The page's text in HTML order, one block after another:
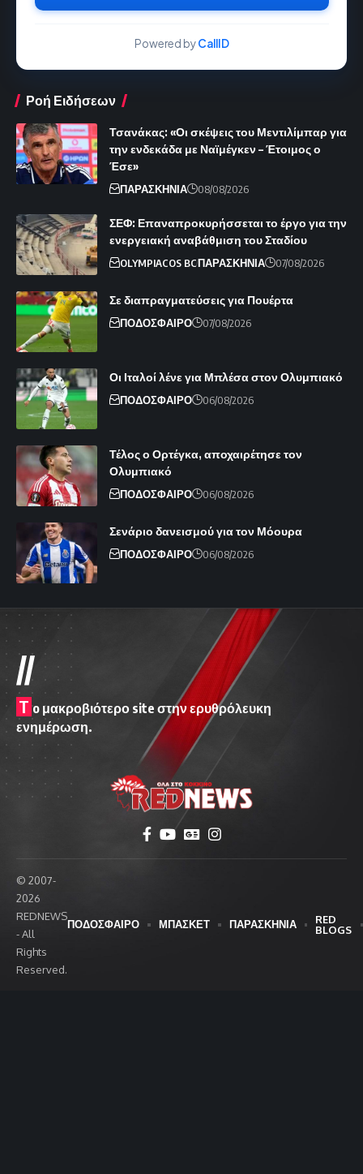
Powered byCallID
Ροή Ειδήσεων
Τσανάκας: «Οι σκέψεις του Μεντιλίμπαρ για
την ενδεκάδα με Ναϊμέγκεν – Έτοιμος ο
Έσε»
ΠΑΡΑΣΚΗΝΙΑ 08/08/2026
ΣΕΦ: Επαναπροκυρήσσεται το έργο για την
ενεργειακή αναβάθμιση του Σταδίου
OLYMPIACOS BCΠΑΡΑΣΚΗΝΙΑ 07/08/2026
Σε διαπραγματεύσεις για Πουέρτα
ΠΟΔΟΣΦΑΙΡΟ 07/08/2026
Οι Ιταλοί λένε για Μπλέσα στον Ολυμπιακό
ΠΟΔΟΣΦΑΙΡΟ 06/08/2026
Τέλος ο Ορτέγκα, αποχαιρέτησε τον
Ολυμπιακό
ΠΟΔΟΣΦΑΙΡΟ 06/08/2026
Σενάριο δανεισμού για τον Μόουρα
ΠΟΔΟΣΦΑΙΡΟ 06/08/2026
//
T o μακροβιότερο site στην ερυθρόλευκη
ενημέρωση.
© 2007-
2026
REDNEWS
- All
Rights
Reserved.
ΠΟΔΟΣΦΑΙΡΟ ΜΠΑΣΚΕΤ ΠΑΡΑΣΚΗΝΙΑ
RED
BLOGS